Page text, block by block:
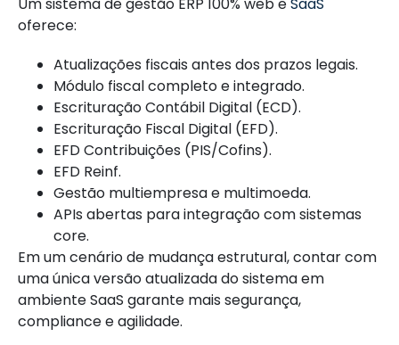
oferece:
Atualizações fiscais antes dos prazos legais.
Módulo fiscal completo e integrado.
Escrituração Contábil Digital (ECD).
Escrituração Fiscal Digital (EFD).
EFD Contribuições (PIS/Cofins).
EFD Reinf.
Gestão multiempresa e multimoeda.
APIs abertas para integração com sistemas
core.
Em um cenário de mudança estrutural, contar com
uma única versão atualizada do sistema em
ambiente SaaS garante mais segurança,
compliance e agilidade.